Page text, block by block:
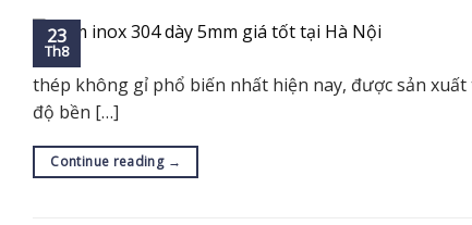
23
Th8
thép không gỉ phổ biến nhất hiện nay, được sản xuất
độ bền […]
Continue reading →